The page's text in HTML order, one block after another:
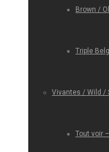
Brown /
Triple
Vivantes / Wild /
Tout voir